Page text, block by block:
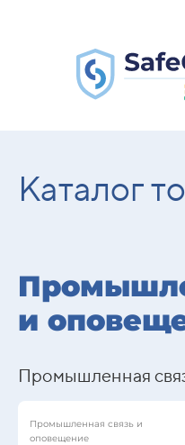
Каталог
и
Промышленная
Промышленная связь и
оповещение